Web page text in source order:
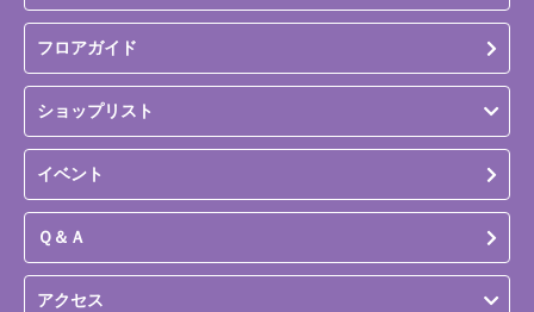
フロアガイド
ショップリスト
イベント
Ｑ＆Ａ
アクセス